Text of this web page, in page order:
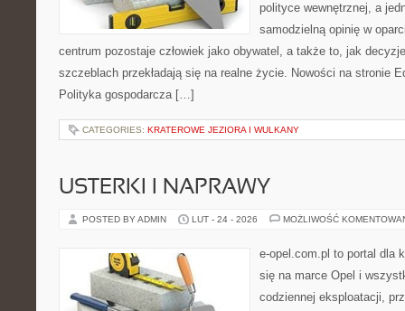
polityce wewnętrznej, a
samodzielną opinię w
centrum pozostaje człowiek jako obywatel, a także to, jak
szczeblach przekładają się na realne życie. Nowości na stronie
Polityka gospodarcza […]
CATEGORIES: KRATEROWE JEZIORA I WULKANY
USTERKI I NAPRAWY
POSTED BY ADMIN LUT - 24 - 2026 MOŻLIWOŚĆ
e-opel.com.pl to portal dla
się na marce Opel i
codziennej eksploatacji,